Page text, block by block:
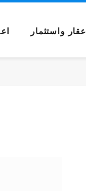
عقار واستثمار